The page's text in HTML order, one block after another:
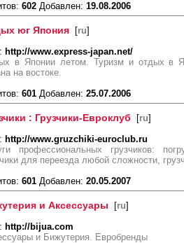
602 Добавлен: 19.08.2006
юг Япония [ru]
http://www.express-japan.net/
в Японии летом. Туризм и отдых в
на востоке.
601 Добавлен: 25.07.2006
: Грузчики-Евроклуб [ru]
http://www.gruzchiki-euroclub.ru
профессиональных грузчиков:
для переезда любой сложности,
601 Добавлен: 20.05.2007
и Аксессуары [ru]
http://bijua.com
и Бижутерия. Евробренды